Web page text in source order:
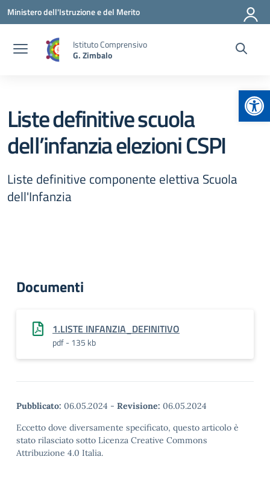
Vai ai contenuti
Vai al menu di navigazione
Vai al footer
Ministero dell'Istruzione e del Merito
Istituto Comprensivo
G. Zimbalo
Liste definitive scuola
dell’infanzia elezioni CSPI
Liste definitive componente elettiva Scuola
dell'Infanzia
Documenti
1.LISTE INFANZIA_DEFINITIVO
pdf - 135 kb
Pubblicato: 06.05.2024 - Revisione: 06.05.2024
Eccetto dove diversamente specificato, questo articolo è
stato rilasciato sotto Licenza Creative Commons
Attribuzione 4.0 Italia.